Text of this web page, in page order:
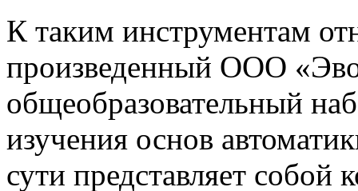
К таким инструментам
произведенный ООО
общеобразовательный
изучения основ
сути представляет собой